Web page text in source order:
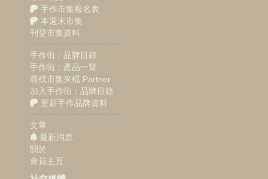
手作市集報名表
本週末市集
刊登市集資料
手作街：品牌目錄
手作街：產品一覽
尋找市集夾檔 Partner
加入手作街：品牌目錄
更新手作品牌資料
文章
最新消息
關於
會員主頁